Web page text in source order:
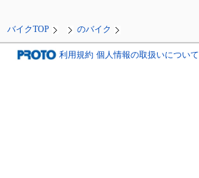
バイクTOP のバイク
利用規約 個人情報の取扱いについて